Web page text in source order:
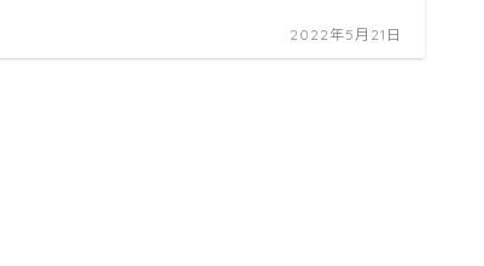
2022年5月21日